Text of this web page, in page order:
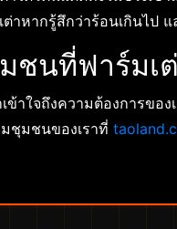
าหากรู้สึกว่าร้อนเกินไป แ
ชนที่ฟาร์มเ
เข้าใจถึงความต้องการข
ชุมชนของเราที่